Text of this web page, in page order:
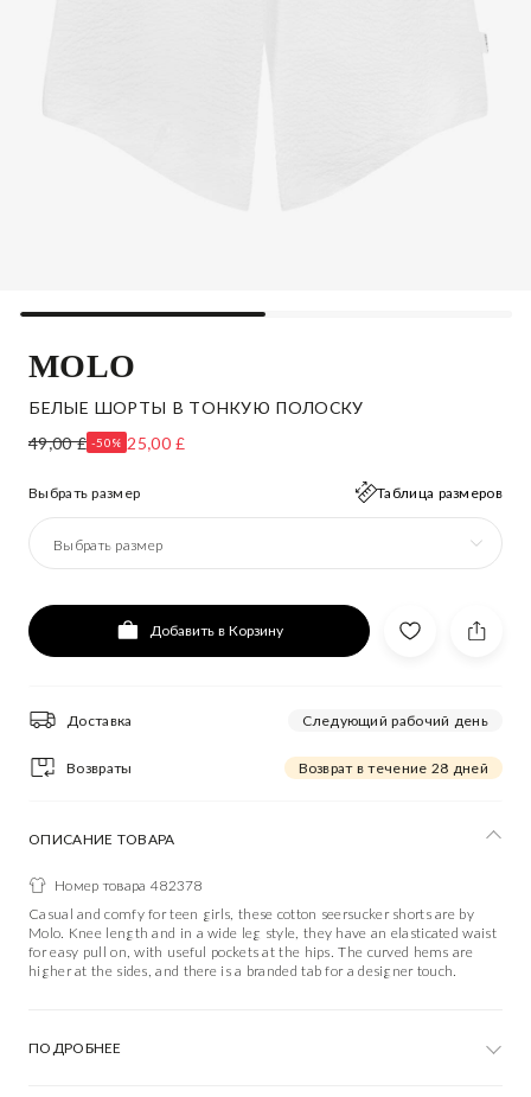
MOLO
БЕЛЫЕ ШОРТЫ В ТОНКУЮ ПОЛОСКУ
49,00 £ -50% 25,00 £
Выбрать размер Таблица размеров
Выбрать размер
Добавить в Корзину
Доставка Следующий рабочий день
Возвраты Возврат в течение 28 дней
ОПИСАНИЕ ТОВАРА
Номер товара 482378
Casual and comfy for teen girls, these cotton seersucker shorts are by
Molo. Knee length and in a wide leg style, they have an elasticated waist
for easy pull on, with useful pockets at the hips. The curved hems are
higher at the sides, and there is a branded tab for a designer touch.
ПОДРОБНЕЕ